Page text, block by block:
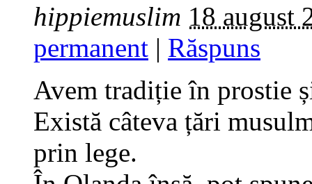
hippiemuslim 18 august
permanent | Răspuns
Avem tradiție în prostie
Există câteva țări
prin lege.